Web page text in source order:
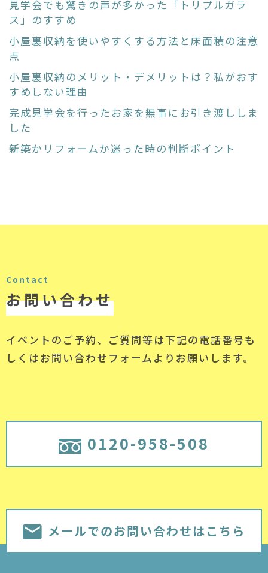
見学会でも驚きの声が多かった「トリプルガラ
ス」のすすめ
小屋裏収納を使いやすくする方法と床面積の注意
点
小屋裏収納のメリット・デメリットは？私がおす
すめしない理由
完成見学会を行ったお家を無事にお引き渡ししま
した
新築かリフォームか迷った時の判断ポイント
Contact
お問い合わせ
イベントのご予約、ご質問等は下記の電話番号も
しくはお問い合わせフォームよりお願いします。
0120-958-508
メールでのお問い合わせはこちら